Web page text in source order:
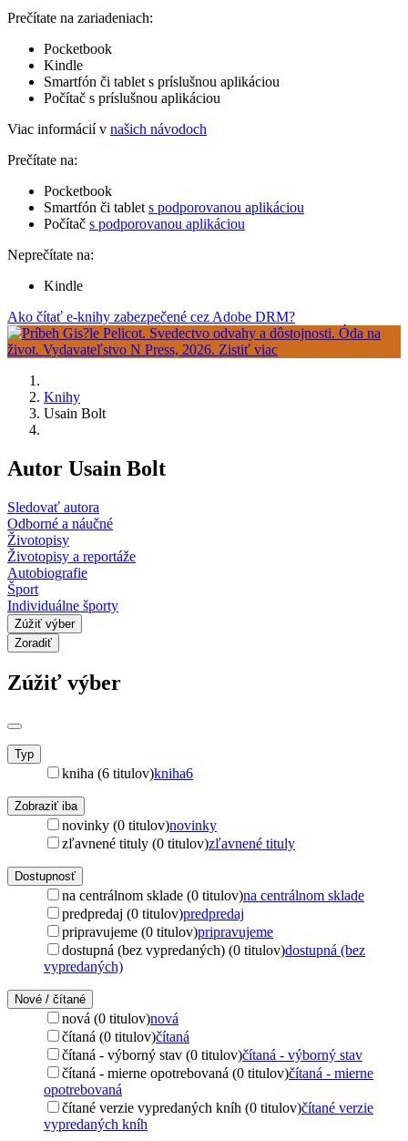
Prečítate na zariadeniach:
Pocketbook
Kindle
Smartfón či tablet s príslušnou aplikáciou
Počítač s príslušnou aplikáciou
Viac informácií v našich návodoch
Prečítate na:
Pocketbook
Smartfón či tablet s podporovanou aplikáciou
Počítač s podporovanou aplikáciou
Neprečítate na:
Kindle
Ako čítať e-knihy zabezpečené cez Adobe DRM?
Knihy
Usain Bolt
Autor Usain Bolt
Sledovať autora
Odborné a náučné
Životopisy
Životopisy a reportáže
Autobiografie
Šport
Individuálne športy
Zúžiť výber
Zoradiť
Zúžiť výber
Typ
kniha (6 titulov)kniha6
Zobraziť iba
novinky (0 titulov)novinky
zľavnené tituly (0 titulov)zľavnené tituly
Dostupnosť
na centrálnom sklade (0 titulov)na centrálnom sklade
predpredaj (0 titulov)predpredaj
pripravujeme (0 titulov)pripravujeme
dostupná (bez vypredaných) (0 titulov)dostupná (bez
vypredaných)
Nové / čítané
nová (0 titulov)nová
čítaná (0 titulov)čítaná
čítaná - výborný stav (0 titulov)čítaná - výborný stav
čítaná - mierne opotrebovaná (0 titulov)čítaná - mierne
opotrebovaná
čítané verzie vypredaných kníh (0 titulov)čítané verzie
vypredaných kníh